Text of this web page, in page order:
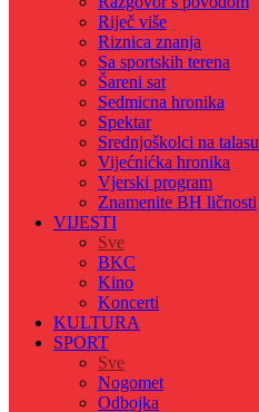
Riječ više
Riznica znanja
Sa sportskih terena
Šareni sat
Sedmicna hronika
Spektar
Srednjoškolci na talasu
Vijećnićka hronika
Vjerski program
Znamenite BH ličnosti
VIJESTI
Sve
BKC
Kino
Koncerti
KULTURA
SPORT
Sve
Nogomet
Odbojka